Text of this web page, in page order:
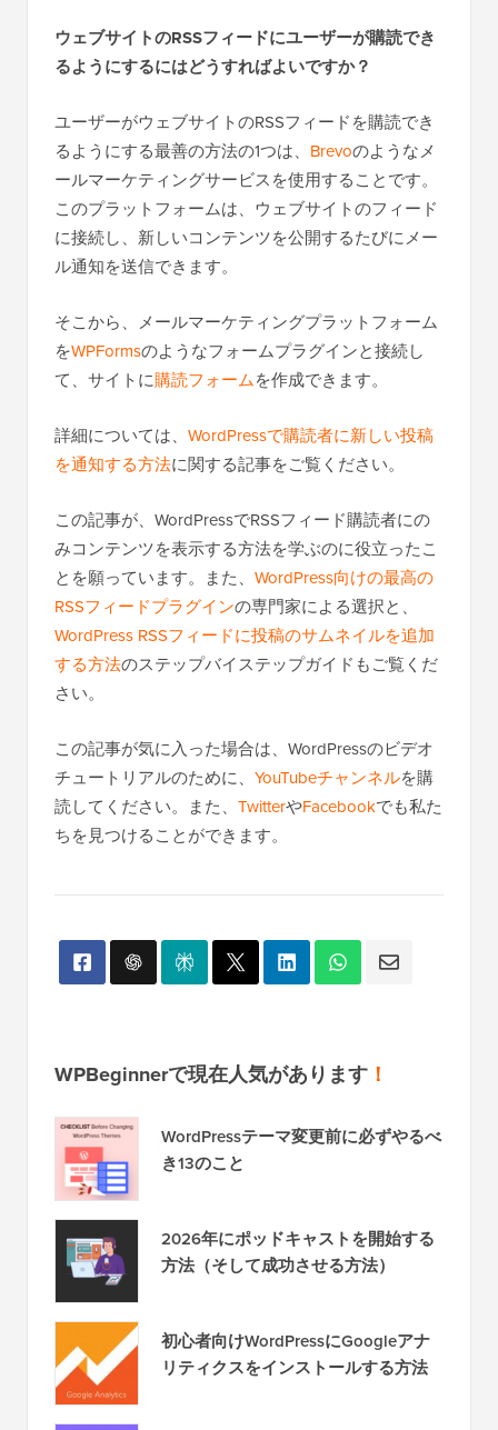
ウェブサイトのRSSフィードにユーザーが購読でき
るようにするにはどうすればよいですか？
ユーザーがウェブサイトのRSSフィードを購読でき
るようにする最善の方法の1つは、 Brevoのようなメ
ールマーケティングサービスを使用することです。
このプラットフォームは、ウェブサイトのフィード
に接続し、新しいコンテンツを公開するたびにメー
ル通知を送信できます。
そこから、メールマーケティングプラットフォーム
をWPFormsのようなフォームプラグインと接続し
て、サイトに購読フォームを作成できます。
詳細については、 WordPressで購読者に新しい投稿
を通知する方法に関する記事をご覧ください。
この記事が、WordPressでRSSフィード購読者にの
みコンテンツを表示する方法を学ぶのに役立ったこ
とを願っています。また、 WordPress向けの最高の
RSSフィードプラグインの専門家による選択と、
WordPress RSSフィードに投稿のサムネイルを追加
する方法のステップバイステップガイドもご覧くだ
さい。
この記事が気に入った場合は、WordPressのビデオ
チュートリアルのために、 YouTubeチャンネルを購
読してください。また、 TwitterやFacebookでも私た
ちを見つけることができます。
WPBeginnerで現在人気があります ！
WordPressテーマ変更前に必ずやるべ
き13のこと
2026年にポッドキャストを開始する
方法（そして成功させる方法）
初心者向けWordPressにGoogleアナ
リティクスをインストールする方法